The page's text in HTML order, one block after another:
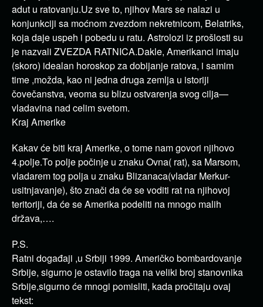
adut u ratovanju.Uz sve to, njihov Mars se nalazi u
konjunkciji sa moćnom zvezdom nekretnicom, Belatriks,
koja daje uspeh i pobedu u ratu. Astrolozi iz prošlosti su
je nazvali ZVEZDA RATNICA.Dakle, Amerikanci imaju
(skoro) idealan horoskop za dobijanje ratova, i samim
time ,možda, kao ni jedna druga zemlja u istoriji
čovečanstva, veoma su blizu ostvarenja svog cilja—
vladavina nad celim svetom.
Kraj Amerike
Kakav će biti kraj Amerike, o tome nam govori njihovo
4.polje.To polje počinje u znaku Ovna( rat), sa Marsom,
vladarem tog polja u znaku Blizanaca(vladar Merkur-
usitnjavanje), što znači da će se voditi rat na njihovoj
teritoriji, da će se Amerika podeliti na mnogo malih
država,….
P.S.
Ratni događaji ,u Srbiji 1999. Američko bombardovanje
Srbije, sigurno je ostavilo traga na veliki broj stanovnika
Srbije,sigurno će mnogi pomisliti, kada pročitaju ovaj
tekst: